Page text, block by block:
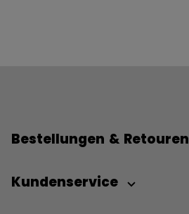
Bestellungen & Retouren
Kundenservice